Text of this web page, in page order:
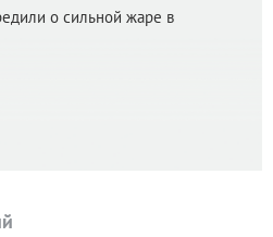
о сильной жаре в